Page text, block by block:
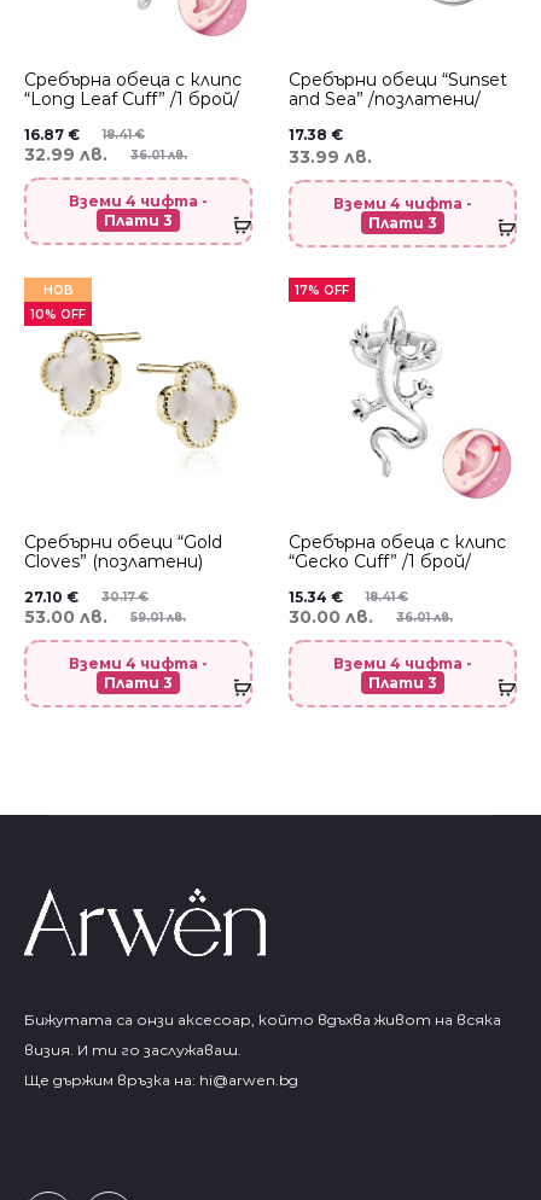
Сребърнa oбеца с клипс
“Long Leaf Cuff” /1 брой/
18.41€
16.87 €
36.01 лв.
32.99 лв.
Вземи 4 чифта -
Плати 3
Сребърни обеци “Sunset
and Sea” /позлатени/
17.38 €
33.99 лв.
Вземи 4 чифта -
Плати 3
НОВ
10% OFF
Сребърни обеци “Gold
Cloves” (позлатени)
30.17€
27.10 €
59.01 лв.
53.00 лв.
Вземи 4 чифта -
Плати 3
17% OFF
Сребърнa oбеца с клипс
“Gecko Cuff” /1 брой/
18.41€
15.34 €
36.01 лв.
30.00 лв.
Вземи 4 чифта -
Плати 3
Бижутата са онзи аксесоар, който вдъхва живот на всяка
визия. И ти го заслужаваш.
Ще държим връзка на: hi@arwen.bg